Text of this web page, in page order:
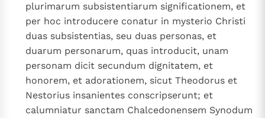
plurimarum subsistentiarum significationem, et
per hoc introducere conatur in mysterio Christi
duas subsistentias, seu duas personas, et
duarum personarum, quas introducit, unam
personam dicit secundum dignitatem, et
honorem, et adorationem, sicut Theodorus et
Nestorius insanientes conscripserunt; et
calumniatur sanctam Chalcedonensem Synodum